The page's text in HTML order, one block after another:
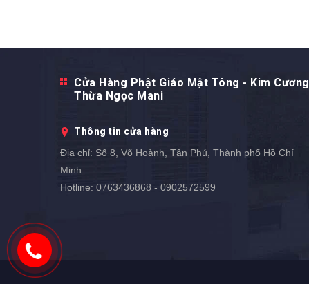
Cửa Hàng Phật Giáo Mật Tông - Kim Cương
Thừa Ngọc Mani
Thông tin cửa hàng
Địa chỉ: Số 8, Võ Hoành, Tân Phú, Thành phố Hồ Chí
Minh
Hotline: 0763436868 - 0902572599
0902572599